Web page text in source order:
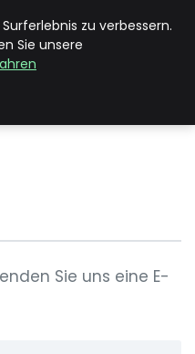
Sie uns eine E-
zu verbessern.
Sie unsere